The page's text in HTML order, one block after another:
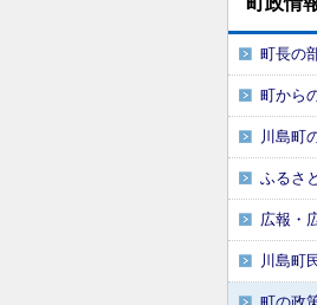
町長の
町から
川島町
ふるさ
広報・
川島町